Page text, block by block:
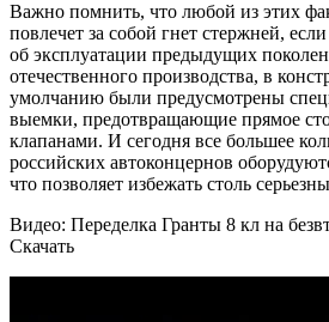
Важно помнить, что любой из этих
повлечет за собой гнет стержней,
об эксплуатации предыдущих
отечественного производства, в
умолчанию были предусмотрены
выемки, предотвращающие прямое
клапанами. И сегодня все большее
российских автоконцернов
что позволяет избежать столь
Видео: Переделка Гранты 8 кл на
Скачать